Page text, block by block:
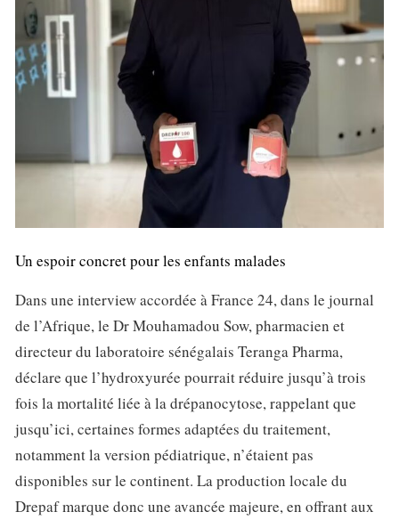
Un espoir concret pour les enfants malades
Dans une interview accordée à France 24, dans le journal
de l’Afrique, le Dr Mouhamadou Sow, pharmacien et
directeur du laboratoire sénégalais Teranga Pharma,
déclare que l’hydroxyurée pourrait réduire jusqu’à trois
fois la mortalité liée à la drépanocytose, rappelant que
jusqu’ici, certaines formes adaptées du traitement,
notamment la version pédiatrique, n’étaient pas
disponibles sur le continent. La production locale du
Drepaf marque donc une avancée majeure, en offrant aux